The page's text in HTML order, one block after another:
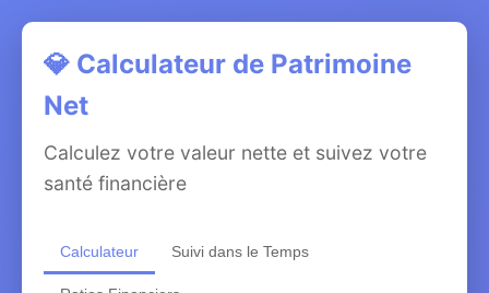
💎 Calculateur de Patrimoine
Net
Calculez votre valeur nette et suivez votre
santé financière
Calculateur Suivi dans le Temps